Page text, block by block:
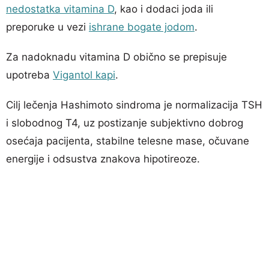
nedostatka vitamina D, kao i dodaci joda ili
preporuke u vezi ishrane bogate jodom.
Za nadoknadu vitamina D obično se prepisuje
upotreba Vigantol kapi.
Cilj lečenja Hashimoto sindroma je normalizacija TSH
i slobodnog T4, uz postizanje subjektivno dobrog
osećaja pacijenta, stabilne telesne mase, očuvane
energije i odsustva znakova hipotireoze.